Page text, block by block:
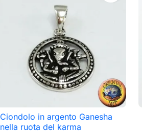
 Anteprima
Ciondolo in argento Ganesha
nella ruota del karma